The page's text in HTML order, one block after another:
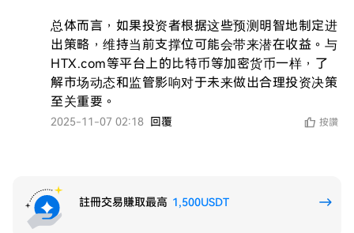
总体而言，如果投资者根据这些预测明智地制定进
出策略，维持当前支撑位可能会带来潜在收益。与
HTX.com等平台上的比特币等加密货币一样，了
解市场动态和监管影响对于未来做出合理投资决策
至关重要。
2025-11-07 02:18 回覆 按讚
註冊交易賺取最高 1,500USDT